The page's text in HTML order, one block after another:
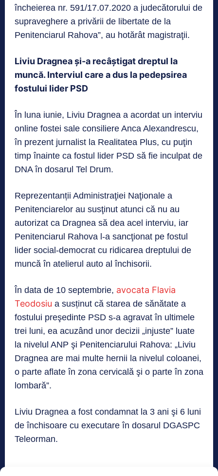
încheierea nr. 591/17.07.2020 a judecătorului de
supraveghere a privării de libertate de la
Penitenciarul Rahova”, au hotărât magistraţii.
Liviu Dragnea și-a recâștigat dreptul la
muncă. Interviul care a dus la pedepsirea
fostului lider PSD
În luna iunie, Liviu Dragnea a acordat un interviu
online fostei sale consiliere Anca Alexandrescu,
în prezent jurnalist la Realitatea Plus, cu puţin
timp înainte ca fostul lider PSD să fie inculpat de
DNA în dosarul Tel Drum.
Reprezentanții Administraţiei Naţionale a
Penitenciarelor au susţinut atunci că nu au
autorizat ca Dragnea să dea acel interviu, iar
Penitenciarul Rahova l-a sancţionat pe fostul
lider social-democrat cu ridicarea dreptului de
muncă în atelierul auto al închisorii.
În data de 10 septembrie, avocata Flavia
Teodosiu a susținut că starea de sănătate a
fostului preşedinte PSD s-a agravat în ultimele
trei luni, ea acuzând unor decizii „injuste” luate
la nivelul ANP şi Penitenciarului Rahova: „Liviu
Dragnea are mai multe hernii la nivelul coloanei,
o parte aflate în zona cervicală şi o parte în zona
lombară”.
Liviu Dragnea a fost condamnat la 3 ani şi 6 luni
de închisoare cu executare în dosarul DGASPC
Teleorman.